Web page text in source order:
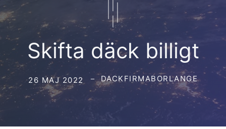
Skifta däck billigt
26 MAJ 2022 DACKFIRMABORLANGE